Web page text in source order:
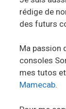
rédige de
des futurs
Ma passion
consoles
mes tutos
Mamecab.